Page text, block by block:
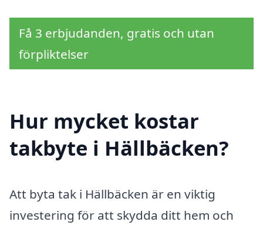
Få 3 erbjudanden, gratis och utan
förpliktelser
Hur mycket kostar
takbyte i Hällbäcken?
Att byta tak i Hällbäcken är en viktig
investering för att skydda ditt hem och